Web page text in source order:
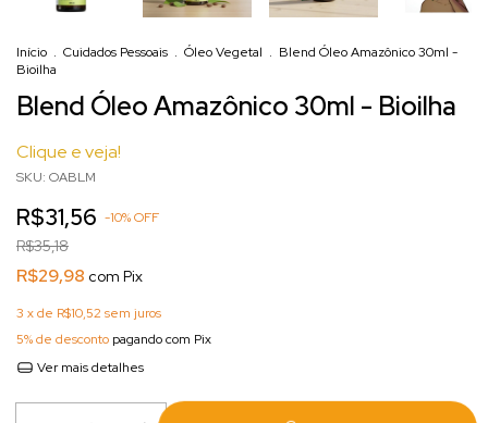
Início . Cuidados Pessoais . Óleo Vegetal . Blend Óleo Amazônico 30ml -
Bioilha
Blend Óleo Amazônico 30ml - Bioilha
Clique e veja!
SKU: OABLM
R$31,56 -10%OFF
R$35,18
R$29,98 com Pix
3 x de R$10,52 sem juros
5% de desconto pagando com Pix
Ver mais detalhes